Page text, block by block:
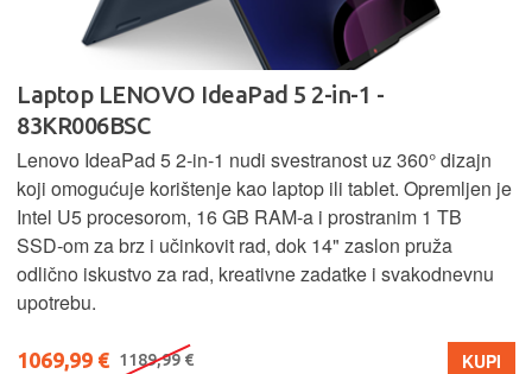
Laptop LENOVO IdeaPad 5 2-in-1 -
83KR006BSC
Lenovo IdeaPad 5 2‑in‑1 nudi svestranost uz 360° dizajn
koji omogućuje korištenje kao laptop ili tablet. Opremljen je
Intel U5 procesorom, 16 GB RAM-a i prostranim 1 TB
SSD‑om za brz i učinkovit rad, dok 14" zaslon pruža
odlično iskustvo za rad, kreativne zadatke i svakodnevnu
upotrebu.
1069,99 € 1189,99 € KUPI